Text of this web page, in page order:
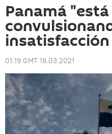
Panamá "está
01:19 GMT 18.03.2021